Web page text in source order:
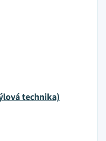
technika)